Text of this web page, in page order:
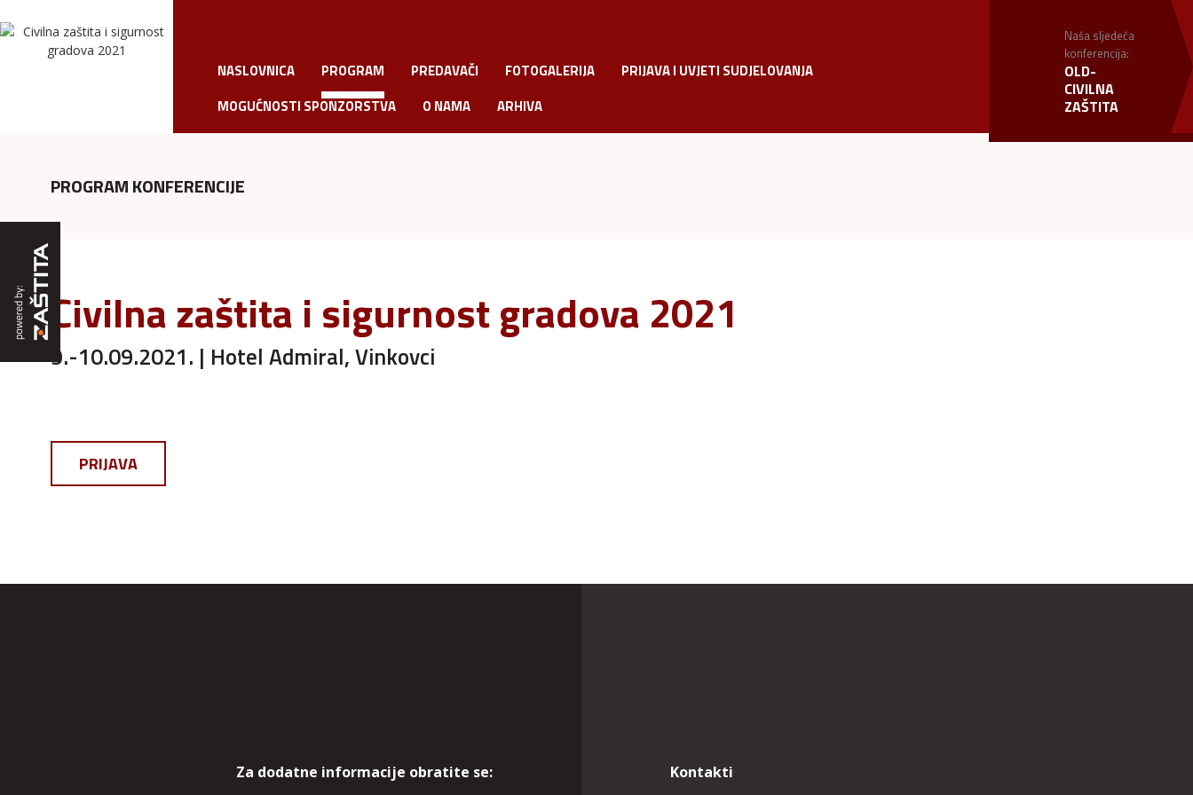
NASLOVNICA PROGRAM PREDAVAČI FOTOGALERIJA
PRIJAVA I UVJETI SUDJELOVANJA
MOGUĆNOSTI SPONZORSTVA
O NAMA ARHIVA
Naša sljedeća
konferencija:
OLD-
CIVILNA
ZAŠTITA
PROGRAM KONFERENCIJE
Civilna zaštita i sigurnost gradova 2021
9.-10.09.2021. | Hotel Admiral, Vinkovci
PRIJAVA
Za dodatne informacije obratite se: Kontakti